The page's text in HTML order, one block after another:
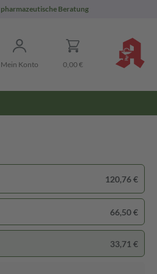
pharmazeutische Beratung
Mein Konto 0,00 €
120,76 €
66,50 €
33,71 €